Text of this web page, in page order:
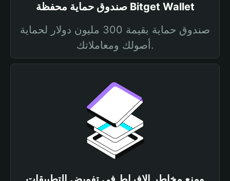
صندوق حماية محفظة Bitget Wallet
صندوق حماية بقيمة 300 مليون دولار لحماية
أصولك ومعاملاتك.